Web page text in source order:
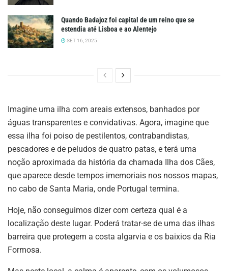
Quando Badajoz foi capital de um reino que se
estendia até Lisboa e ao Alentejo
SET 16, 2025
Imagine uma ilha com areais extensos, banhados por
águas transparentes e convidativas. Agora, imagine que
essa ilha foi poiso de pestilentos, contrabandistas,
pescadores e de peludos de quatro patas, e terá uma
noção aproximada da história da chamada Ilha dos Cães,
que aparece desde tempos imemoriais nos nossos mapas,
no cabo de Santa Maria, onde Portugal termina.
Hoje, não conseguimos dizer com certeza qual é a
localização deste lugar. Poderá tratar-se de uma das ilhas
barreira que protegem a costa algarvia e os baixios da Ria
Formosa.